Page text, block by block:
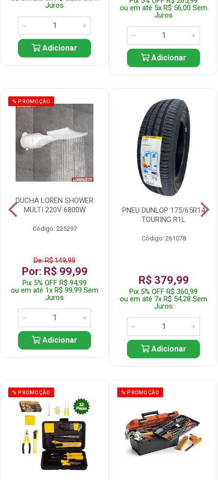
Juros
Adicionar
ou em até 5x R$ 56,00 Sem
Juros
Adicionar
% PROMOÇÃO
DUCHA LOREN SHOWER
MULTI 220V 6800W
Código: 225297
De: R$ 149,99
Por: R$ 99,99
Pix 5% OFF R$ 94,99
ou em até 1x R$ 99,99 Sem
Juros
Adicionar
PNEU DUNLOP 175/65R14
TOURING R1L
Código: 261078
R$ 379,99
Pix 5% OFF R$ 360,99
ou em até 7x R$ 54,28 Sem
Juros
Adicionar
% PROMOÇÃO % PROMOÇÃO